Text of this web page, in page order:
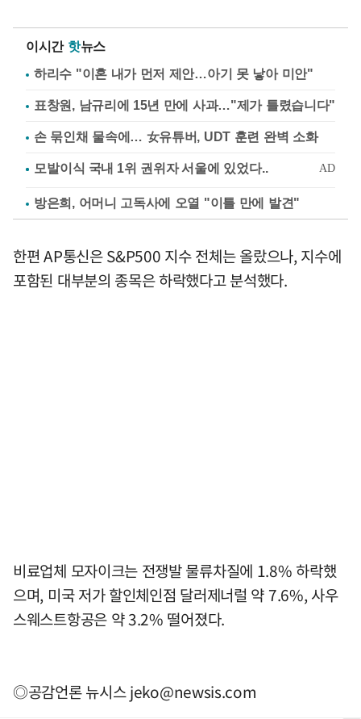
이시간 핫뉴스
하리수 "이혼 내가 먼저 제안…아기 못 낳아 미안"
표창원, 남규리에 15년 만에 사과…"제가 틀렸습니다"
손 묶인채 물속에… 女유튜버, UDT 훈련 완벽 소화
방은희, 어머니 고독사에 오열 "이틀 만에 발견"
한편 AP통신은 S&P500 지수 전체는 올랐으나, 지수에
포함된 대부분의 종목은 하락했다고 분석했다.
비료업체 모자이크는 전쟁발 물류차질에 1.8% 하락했
으며, 미국 저가 할인체인점 달러제너럴 약 7.6%, 사우
스웨스트항공은 약 3.2% 떨어졌다.
◎공감언론 뉴시스jeko@newsis.com